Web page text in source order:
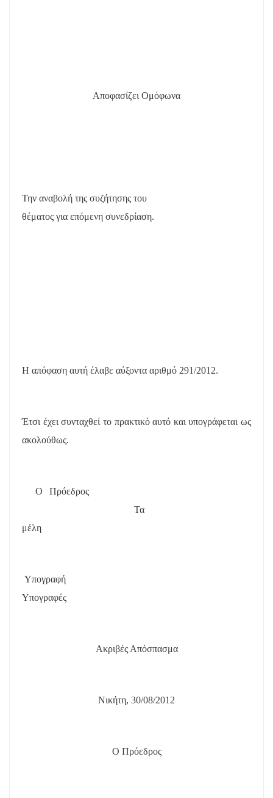
Αποφασίζει Ομόφωνα
Την αναβολή της συζήτησης του
θέματος για επόμενη συνεδρίαση.
Η απόφαση αυτή έλαβε αύξοντα αριθμό 291/2012.
Έτσι έχει συνταχθεί το πρακτικό αυτό και υπογράφεται ως
ακολούθως.
Ο Πρόεδρος
Τα
μέλη
Υπογραφή
Υπογραφές
Ακριβές Απόσπασμα
Νικήτη, 30/08/2012
Ο Πρόεδρος